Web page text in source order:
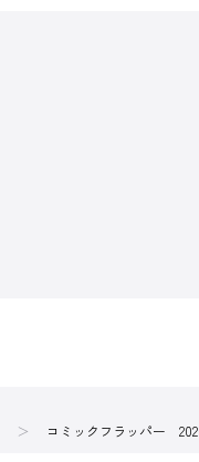
コミックフラッパー